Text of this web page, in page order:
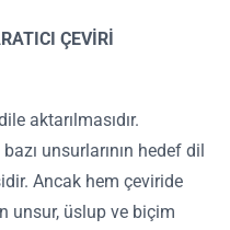
ÇEVİRİ
aktarılmasıdır.
unsurlarının hedef dil
Ancak hem çeviride
unsur, üslup ve biçim